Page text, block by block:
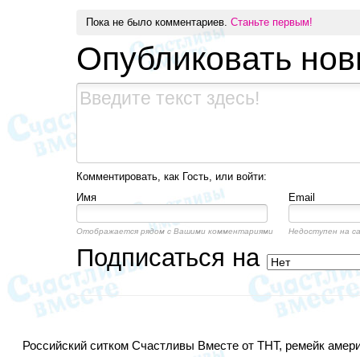
Пока не было комментариев. Станьте первым!
Опубликовать
Комментировать, как Гость, или войти:
Имя
Email
Отображается рядом с Вашими комментариями Недоступен на
Подписаться на
Российский ситком Счастливы Вместе от ТНТ, ремейк